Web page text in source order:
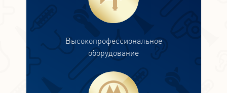
Высокопрофессиональное
оборудование